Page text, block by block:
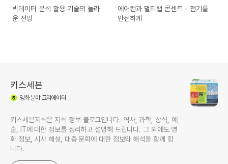
빅데이터 분석 활용 기술의 놀라
운 전망
에어컨과 멀티탭 콘센트 - 전기를
안전하게
키스세븐
영화분야 크리에이터
키스세븐지식은 지식 정보 블로그입니다. 역사, 과학, 상식, 예
술, IT에 대한 정보를 정리하고 설명해 드립니다. 그 외에도 영
화 정보, 시사 해설, 대중 문화에 대한 정보와 해석을 함께 합
니다.